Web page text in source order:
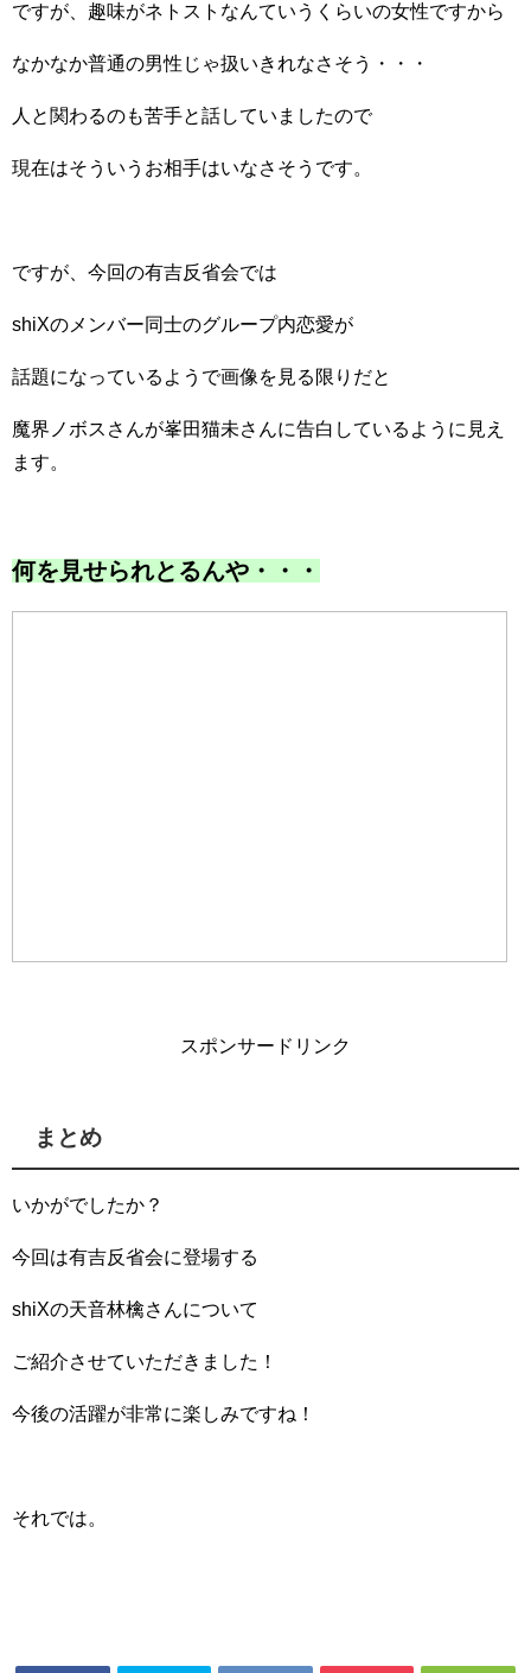
ですが、趣味がネトストなんていうくらいの女性ですから
なかなか普通の男性じゃ扱いきれなさそう・・・
人と関わるのも苦手と話していましたので
現在はそういうお相手はいなさそうです。
ですが、今回の有吉反省会では
shiXのメンバー同士のグループ内恋愛が
話題になっているようで画像を見る限りだと
魔界ノボスさんが峯田猫未さんに告白しているように見え
ます。
何を見せられとるんや・・・
スポンサードリンク
まとめ
いかがでしたか？
今回は有吉反省会に登場する
shiXの天音林檎さんについて
ご紹介させていただきました！
今後の活躍が非常に楽しみですね！
それでは。